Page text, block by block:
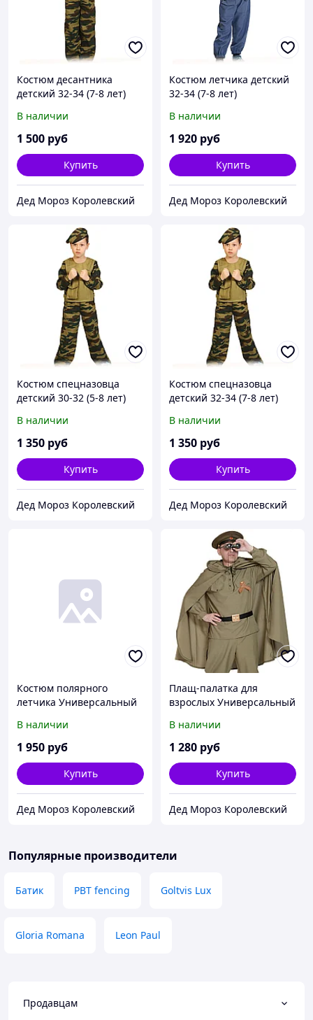
Костюм десантника
детский 32-34 (7-8 лет)
В наличии
1 500 руб
Купить
Дед Мороз Королевский
Костюм летчика детский
32-34 (7-8 лет)
В наличии
1 920 руб
Купить
Дед Мороз Королевский
Костюм спецназовца
детский 30-32 (5-8 лет)
В наличии
1 350 руб
Купить
Дед Мороз Королевский
Костюм спецназовца
детский 32-34 (7-8 лет)
В наличии
1 350 руб
Купить
Дед Мороз Королевский
Костюм полярного
летчика Универсальный
В наличии
1 950 руб
Купить
Дед Мороз Королевский
Плащ-палатка для
взрослых Универсальный
В наличии
1 280 руб
Купить
Дед Мороз Королевский
Популярные производители
Батик PBT fencing Goltvis Lux
Gloria Romana Leon Paul
Продавцам